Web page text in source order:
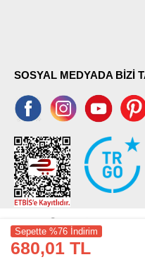
Sepette %76 İndirim
680,01 TL
SOSYAL MEDYADA BİZİ
©2026 Tüm